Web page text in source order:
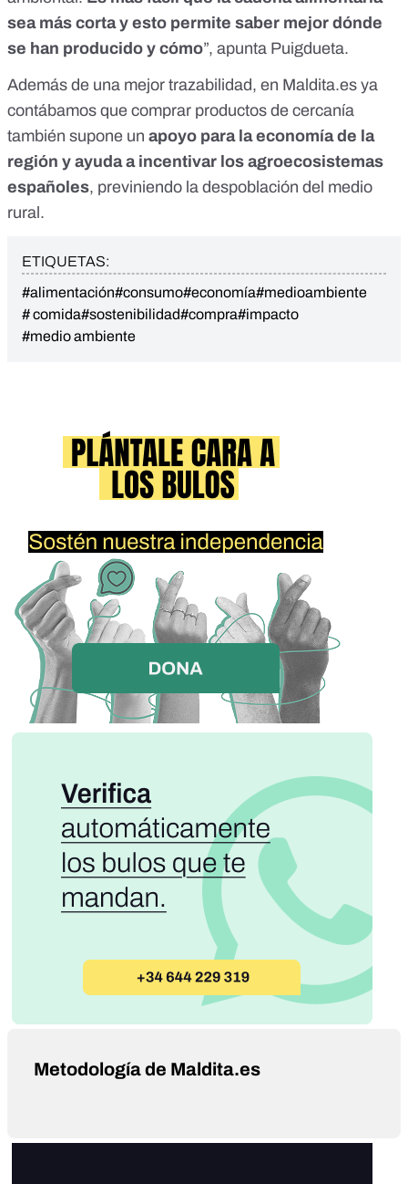
sea más corta y esto permite saber mejor dónde
se han producido y cómo”, apunta Puigdueta.
Además de una mejor trazabilidad, en Maldita.es ya
contábamos que comprar productos de cercanía
también supone un apoyo para la economía de la
región y ayuda a incentivar los agroecosistemas
españoles, previniendo la despoblación del medio
rural.
ETIQUETAS:
#alimentación#consumo#economía#medioambiente
# comida#sostenibilidad#compra#impacto
#medio ambiente
Metodología de Maldita.es